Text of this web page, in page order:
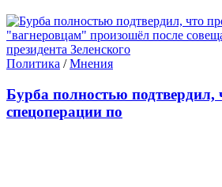
Политика /Мнения
Бурба полностью подтвердил,
спецоперации по